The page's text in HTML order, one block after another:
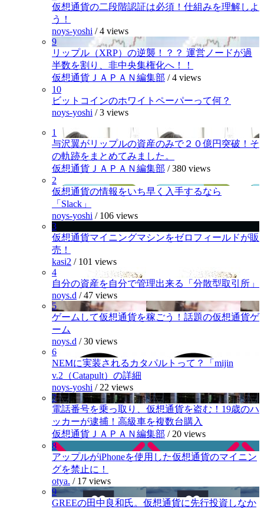
仮想通貨の二段階認証は必須！仕組みを理解しよ
う！
noys-yoshi /4 views
9
リップル（XRP）の逆襲！？？ 運営ノードが過
半数を割り、非中央集権化へ！！
仮想通貨ＪＡＰＡＮ編集部 /4 views
10
ビットコインのホワイトペーパーって何？
noys-yoshi /3 views
1
与沢翼がリップルの資産のみで２０億円突破！そ
の軌跡をまとめてみました。
仮想通貨ＪＡＰＡＮ編集部 /380 views
2
仮想通貨の情報をいち早く入手するなら
「Slack」
noys-yoshi / 106 views
3
仮想通貨マイニングマシンをゼロフィールドが販
売！
kasi2 / 101 views
4
自分の資産を自分で管理出来る「分散型取引所」
noys.d /47 views
5
ゲームして仮想通貨を稼ごう！話題の仮想通貨ゲ
ーム
noys.d /30 views
6
NEMに実装されるカタパルトって？「mijin
v.2（Catapult）の詳細
noys-yoshi / 22 views
7
電話番号を乗っ取り、仮想通貨を盗む！19歳のハ
ッカーが逮捕！高級車を複数台購入
仮想通貨ＪＡＰＡＮ編集部 / 20 views
8
アップルがiPhoneを使用した仮想通貨のマイニン
グを禁止に！
otya. / 17 views
9
GREEの田中良和氏。仮想通貨に先行投資しなか